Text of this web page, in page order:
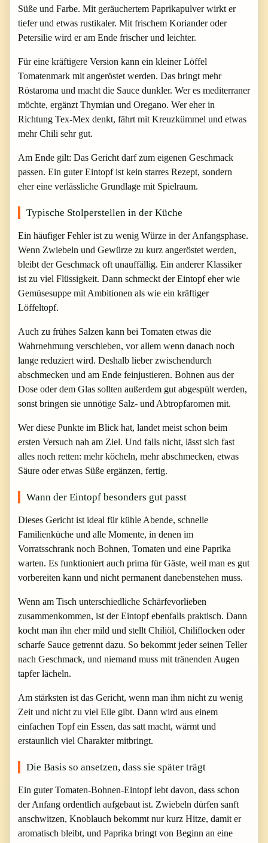
Süße und Farbe. Mit geräuchertem Paprikapulver wirkt er
tiefer und etwas rustikaler. Mit frischem Koriander oder
Petersilie wird er am Ende frischer und leichter.
Für eine kräftigere Version kann ein kleiner Löffel
Tomatenmark mit angeröstet werden. Das bringt mehr
Röstaroma und macht die Sauce dunkler. Wer es mediterraner
möchte, ergänzt Thymian und Oregano. Wer eher in
Richtung Tex-Mex denkt, fährt mit Kreuzkümmel und etwas
mehr Chili sehr gut.
Am Ende gilt: Das Gericht darf zum eigenen Geschmack
passen. Ein guter Eintopf ist kein starres Rezept, sondern
eher eine verlässliche Grundlage mit Spielraum.
Typische Stolperstellen in der Küche
Ein häufiger Fehler ist zu wenig Würze in der Anfangsphase.
Wenn Zwiebeln und Gewürze zu kurz angeröstet werden,
bleibt der Geschmack oft unauffällig. Ein anderer Klassiker
ist zu viel Flüssigkeit. Dann schmeckt der Eintopf eher wie
Gemüsesuppe mit Ambitionen als wie ein kräftiger
Löffeltopf.
Auch zu frühes Salzen kann bei Tomaten etwas die
Wahrnehmung verschieben, vor allem wenn danach noch
lange reduziert wird. Deshalb lieber zwischendurch
abschmecken und am Ende feinjustieren. Bohnen aus der
Dose oder dem Glas sollten außerdem gut abgespült werden,
sonst bringen sie unnötige Salz- und Abtropfaromen mit.
Wer diese Punkte im Blick hat, landet meist schon beim
ersten Versuch nah am Ziel. Und falls nicht, lässt sich fast
alles noch retten: mehr köcheln, mehr abschmecken, etwas
Säure oder etwas Süße ergänzen, fertig.
Wann der Eintopf besonders gut passt
Dieses Gericht ist ideal für kühle Abende, schnelle
Familienküche und alle Momente, in denen im
Vorratsschrank noch Bohnen, Tomaten und eine Paprika
warten. Es funktioniert auch prima für Gäste, weil man es gut
vorbereiten kann und nicht permanent danebenstehen muss.
Wenn am Tisch unterschiedliche Schärfevorlieben
zusammenkommen, ist der Eintopf ebenfalls praktisch. Dann
kocht man ihn eher mild und stellt Chiliöl, Chiliflocken oder
scharfe Sauce getrennt dazu. So bekommt jeder seinen Teller
nach Geschmack, und niemand muss mit tränenden Augen
tapfer lächeln.
Am stärksten ist das Gericht, wenn man ihm nicht zu wenig
Zeit und nicht zu viel Eile gibt. Dann wird aus einem
einfachen Topf ein Essen, das satt macht, wärmt und
erstaunlich viel Charakter mitbringt.
Die Basis so ansetzen, dass sie später trägt
Ein guter Tomaten-Bohnen-Eintopf lebt davon, dass schon
der Anfang ordentlich aufgebaut ist. Zwiebeln dürfen sanft
anschwitzen, Knoblauch bekommt nur kurz Hitze, damit er
aromatisch bleibt, und Paprika bringt von Beginn an eine